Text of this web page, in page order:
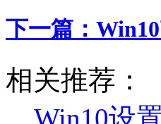
下一篇：
相关推荐：
Win10设